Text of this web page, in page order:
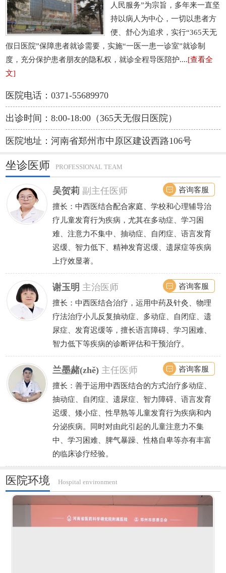
人民服务”为宗旨，多年来一直坚
持以病人为中心，一切以患者方
便、舒心为追求，实行“365天无
假日医院”保障患者就诊需要，实施“一医一患一诊室”就诊制
度，充分保护患者朋友的隐私权，就诊全程导医陪护....[查看全
文]
医院电话：0371-55689970
出诊时间：8:00-18:00（365天无假日医院）
医院地址：河南省郑州市中原区建设西路106号
坐诊医师 PROFESSIONAL TEAM
吴贺莉 副主任医师
擅长：中西医结合配合家庭、学校和心理辅导治
疗儿童发育行为疾病，尤其在多动症、学习困
难、注意力不集中、抽动症、自闭症、语言发育
迟缓、智力低下、精神发育迟缓、遗尿症等疾病
上疗效显著。
咨询客服
谢玉明 主治医师
擅长：中西医结合治疗，运用中药及针灸、物理
疗法治疗小儿反复抽动症、多动症、自闭症、遗
尿症、发育迟缓等，擅长语言障碍、学习困难、
智力低下等疾病的诊断评估和干预治疗。
咨询客服
兰墨赭(zhě) 主任医师
擅长：善于运用中西医结合的方式治疗多动症、
抽动症、自闭症、遗尿症、智力障碍、语言发育
迟缓、矮小症、性早熟等儿童发育行为疾病和内
分泌疾病。同时对由此引起的儿童注意力不集
中、学习困难、脾气暴躁、性格自卑等亦有丰富
的临床诊疗经验。
咨询客服
医院环境 Hospital environment